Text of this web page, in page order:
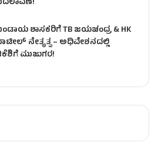
ಶಾಸಕರಿಗೆ TB ಜಯಚಂದ್ರ & HK
ನೇತೃತ್ವ – ಅಧಿವೇಶನದಲ್ಲಿ
ಮುಜುಗರ!